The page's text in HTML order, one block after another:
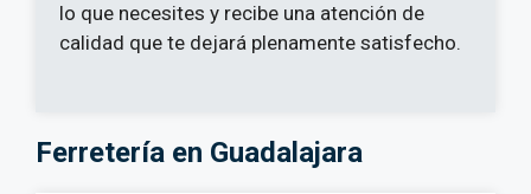
lo que necesites y recibe una atención de
calidad que te dejará plenamente satisfecho.
Ferretería en Guadalajara